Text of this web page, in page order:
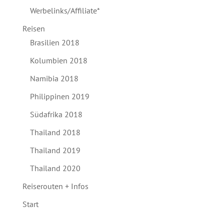
Werbelinks/Affiliate*
Reisen
Brasilien 2018
Kolumbien 2018
Namibia 2018
Philippinen 2019
Südafrika 2018
Thailand 2018
Thailand 2019
Thailand 2020
Reiserouten + Infos
Start